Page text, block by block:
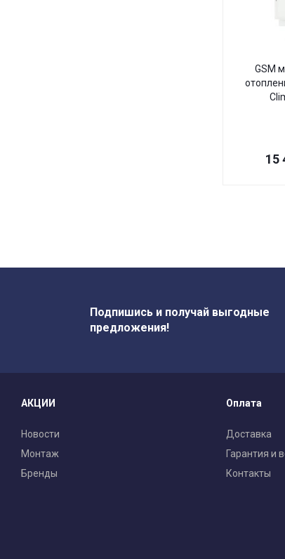
GSM
15
Подпишись и получай выгодные
предложения!
АКЦИИ
Новости
Монтаж
Бренды
Оплата
Доставка
Гарантия и
Контакты